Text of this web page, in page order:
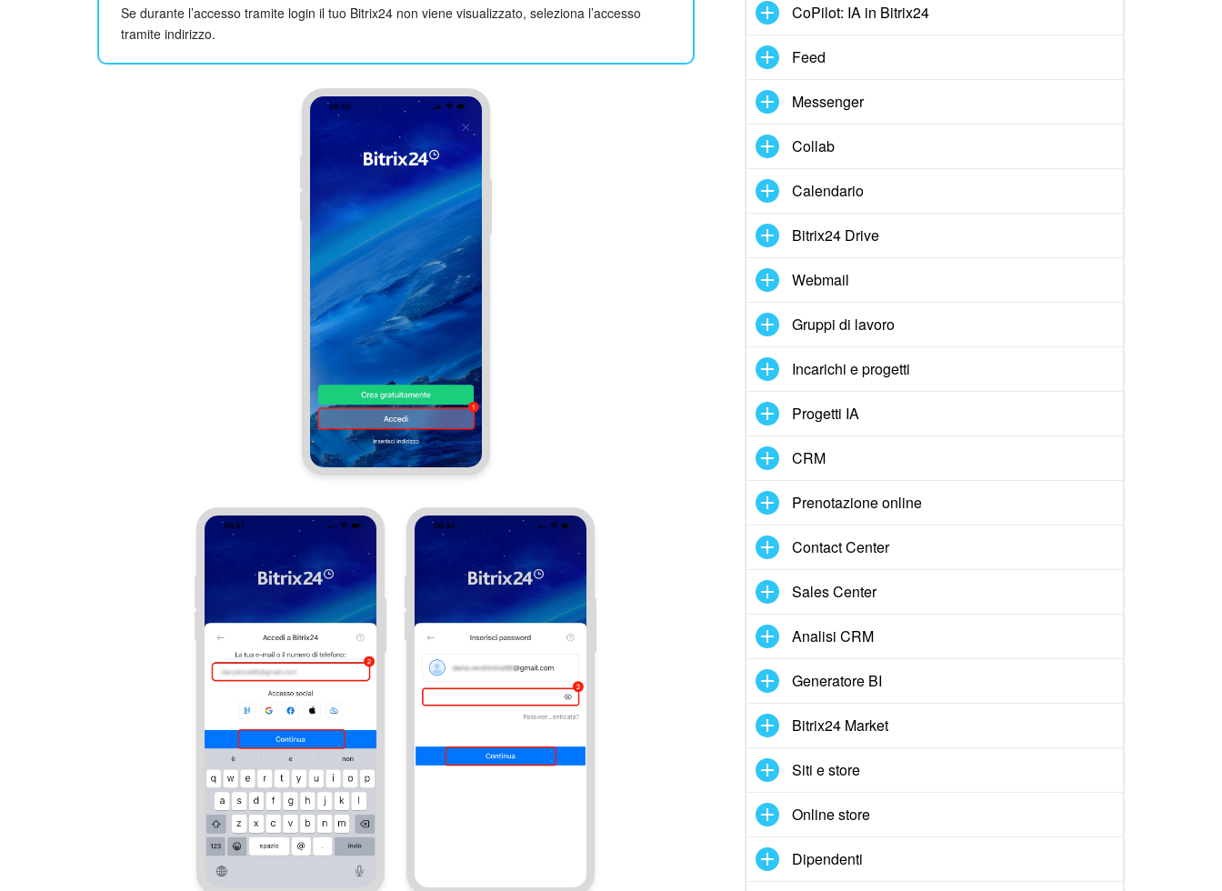
Se durante l’accesso tramite login il tuo Bitrix24 non viene visualizzato, seleziona l’accesso
tramite indirizzo.
CoPilot: IA in Bitrix24
Feed
Messenger
Collab
Calendario
Bitrix24 Drive
Webmail
Gruppi di lavoro
Incarichi e progetti
Progetti IA
CRM
Prenotazione online
Contact Center
Sales Center
Analisi CRM
Generatore BI
Bitrix24 Market
Siti e store
Online store
Dipendenti